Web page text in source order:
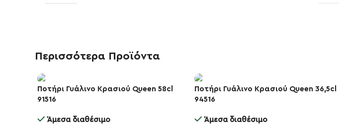
Περισσότερα Προϊόντα
-30%
Ποτήρι Γυάλινο Κρασιού Queen 58cl
91516
Άμεσα διαθέσιμο
-30%
Ποτήρι Γυάλινο Κρασιού Queen 36,5cl
94516
Άμεσα διαθέσιμο